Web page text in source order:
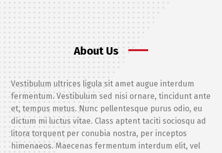
About Us
Vestibulum ultrices ligula sit amet augue interdum
fermentum. Vestibulum sed nisi ornare, tincidunt ante
et, tempus metus. Nunc pellentesque purus odio, eu
dictum mi luctus vitae. Class aptent taciti sociosqu ad
litora torquent per conubia nostra, per inceptos
himenaeos. Maecenas fermentum interdum elit, vel